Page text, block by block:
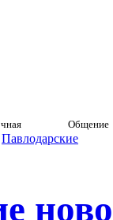
Общение
Павлодарские